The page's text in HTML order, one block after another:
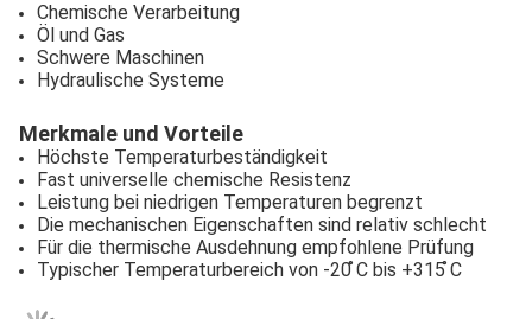
Chemische Verarbeitung
Öl und Gas
Schwere Maschinen
Hydraulische Systeme
Merkmale und Vorteile
Höchste Temperaturbeständigkeit
Fast universelle chemische Resistenz
Leistung bei niedrigen Temperaturen begrenzt
Die mechanischen Eigenschaften sind relativ schlecht
Für die thermische Ausdehnung empfohlene Prüfung
Typischer Temperaturbereich von -20 ̊C bis +315 ̊C